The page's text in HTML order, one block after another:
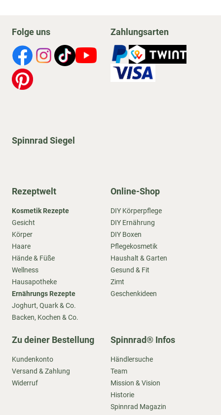
Folge uns Zahlungsarten
Spinnrad Siegel
Rezeptwelt
Kosmetik Rezepte
Gesicht
Körper
Haare
Hände & Füße
Wellness
Hausapotheke
Ernährungs Rezepte
Joghurt, Quark & Co.
Backen, Kochen & Co.
Online-Shop
DIY Körperpflege
DIY Ernährung
DIY Boxen
Pflegekosmetik
Haushalt & Garten
Gesund & Fit
Zimt
Geschenkideen
Zu deiner Bestellung
Kundenkonto
Versand & Zahlung
Widerruf
Spinnrad® Infos
Händlersuche
Team
Mission & Vision
Historie
Spinnrad Magazin